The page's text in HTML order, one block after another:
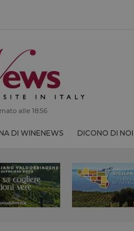
alle 18:56
DI WINENEWS DICONO DI NOI